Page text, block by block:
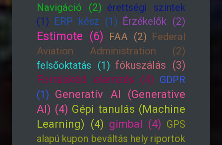
Navigáció (2) érettségi szintek
(1) ERP kész (1) Érzékelők (2)
Estimote (6) FAA (2) Federal
Aviation Administration (2)
felsőoktatás (1) fókuszálás (3)
Forráskód elemzés (4) GDPR
(1) Generatív AI (Generative
AI) (4) Gépi tanulás (Machine
Learning) (4) gimbal (4) GPS
alapú kupon beváltás hely riportok